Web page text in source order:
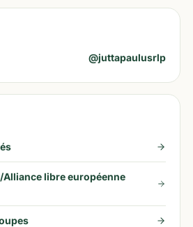
@juttapaulusrlp
Alliance libre européenne